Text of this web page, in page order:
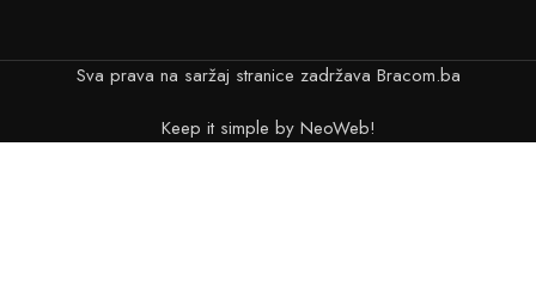
Sva prava na saržaj stranice zadržava Bracom.ba
Keep it simple by NeoWeb!